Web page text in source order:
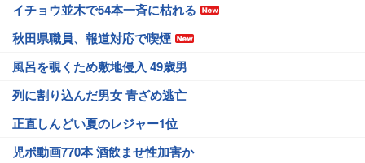
イチョウ並木で54本一斉に枯れる
秋田県職員、報道対応で喫煙
風呂を覗くため敷地侵入 49歳男
列に割り込んだ男女 青ざめ逃亡
正直しんどい夏のレジャー1位
児ポ動画770本 酒飲ませ性加害か